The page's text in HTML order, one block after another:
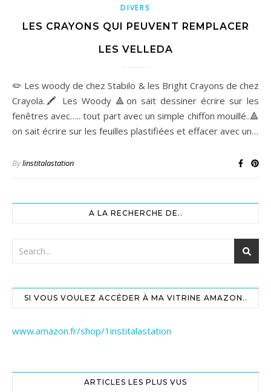
DIVERS
LES CRAYONS QUI PEUVENT REMPLACER
LES VELLEDA
✏️ Les woody de chez Stabilo & les Bright Crayons de chez
Crayola.🖍 Les Woody 🔺on sait dessiner écrire sur les
fenêtres avec….. tout part avec un simple chiffon mouillé..🔺
on sait écrire sur les feuilles plastifiées et effacer avec un…
Bylinstitalastation
A LA RECHERCHE DE..
SI VOUS VOULEZ ACCÉDER À MA VITRINE AMAZON..
www.amazon.fr/shop/1institalastation
ARTICLES LES PLUS VUS